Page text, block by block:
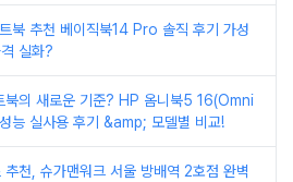
북 추천 베이직북14 Pro 솔직 후기 가성
실화?
북의 새로운 기준? HP 옴니북5 16(Omni
능 실사용 후기 &amp; 모델별 비교!
추천, 슈가맨워크 서울 방배역 2호점 완벽